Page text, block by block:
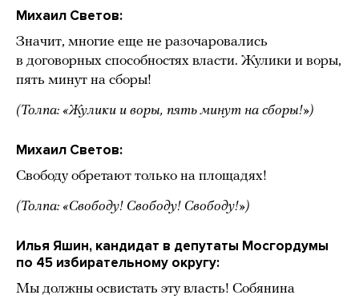
Михаил Светов:
Значит, многие еще не разочаровались
в договорных способностях власти. Жулики и воры,
пять минут на сборы!
(Толпа: «Жулики и воры, пять минут на сборы!»)
Михаил Светов:
Свободу обретают только на площадях!
(Толпа: «Свободу! Свободу! Свободу!»)
Илья Яшин, кандидат в депутаты Мосгордумы
по 45 избирательному округу:
Мы должны освистать эту власть! Собянина